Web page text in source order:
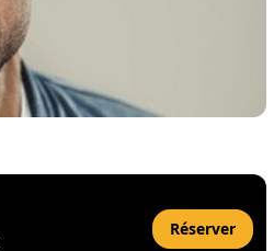
Réserver